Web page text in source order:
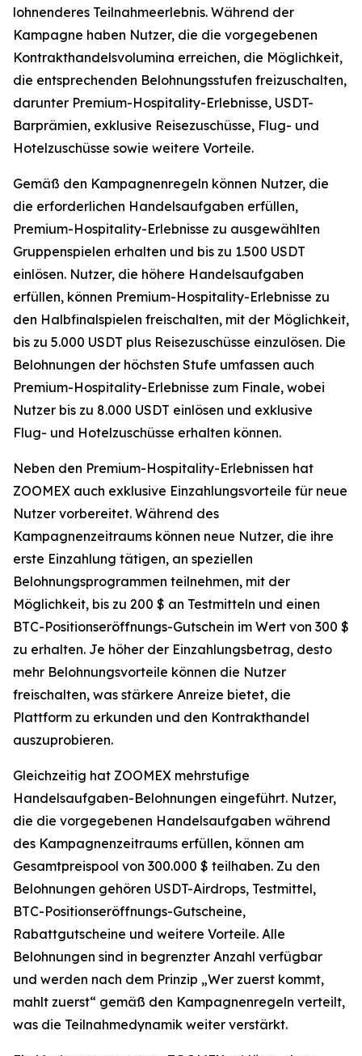
lohnenderes Teilnahmeerlebnis. Während der
Kampagne haben Nutzer, die die vorgegebenen
Kontrakthandelsvolumina erreichen, die Möglichkeit,
die entsprechenden Belohnungsstufen freizuschalten,
darunter Premium-Hospitality-Erlebnisse, USDT-
Barprämien, exklusive Reisezuschüsse, Flug- und
Hotelzuschüsse sowie weitere Vorteile.
Gemäß den Kampagnenregeln können Nutzer, die
die erforderlichen Handelsaufgaben erfüllen,
Premium-Hospitality-Erlebnisse zu ausgewählten
Gruppenspielen erhalten und bis zu 1.500 USDT
einlösen. Nutzer, die höhere Handelsaufgaben
erfüllen, können Premium-Hospitality-Erlebnisse zu
den Halbfinalspielen freischalten, mit der Möglichkeit,
bis zu 5.000 USDT plus Reisezuschüsse einzulösen. Die
Belohnungen der höchsten Stufe umfassen auch
Premium-Hospitality-Erlebnisse zum Finale, wobei
Nutzer bis zu 8.000 USDT einlösen und exklusive
Flug- und Hotelzuschüsse erhalten können.
Neben den Premium-Hospitality-Erlebnissen hat
ZOOMEX auch exklusive Einzahlungsvorteile für neue
Nutzer vorbereitet. Während des
Kampagnenzeitraums können neue Nutzer, die ihre
erste Einzahlung tätigen, an speziellen
Belohnungsprogrammen teilnehmen, mit der
Möglichkeit, bis zu 200 $ an Testmitteln und einen
BTC-Positionseröffnungs-Gutschein im Wert von 300 $
zu erhalten. Je höher der Einzahlungsbetrag, desto
mehr Belohnungsvorteile können die Nutzer
freischalten, was stärkere Anreize bietet, die
Plattform zu erkunden und den Kontrakthandel
auszuprobieren.
Gleichzeitig hat ZOOMEX mehrstufige
Handelsaufgaben-Belohnungen eingeführt. Nutzer,
die die vorgegebenen Handelsaufgaben während
des Kampagnenzeitraums erfüllen, können am
Gesamtpreispool von 300.000 $ teilhaben. Zu den
Belohnungen gehören USDT-Airdrops, Testmittel,
BTC-Positionseröffnungs-Gutscheine,
Rabattgutscheine und weitere Vorteile. Alle
Belohnungen sind in begrenzter Anzahl verfügbar
und werden nach dem Prinzip „Wer zuerst kommt,
mahlt zuerst“ gemäß den Kampagnenregeln verteilt,
was die Teilnahmedynamik weiter verstärkt.